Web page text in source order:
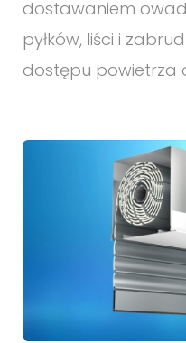
dostawaniem
pyłków, liści i
dostępu powietrza